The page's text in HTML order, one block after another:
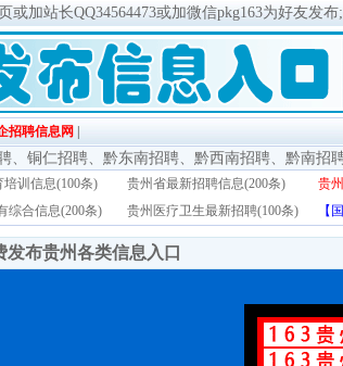
或加站长QQ34564473或加微信pkg163为好友发布;
招聘信息网
、 铜仁招聘、 黔东南招聘、 黔西南招聘、 黔南招
训信息(100条) 贵州省最新招聘信息(200条)
贵
综合信息(200条)
贵州医疗卫生最新招聘(100条) 【
发布贵州各类信息入口